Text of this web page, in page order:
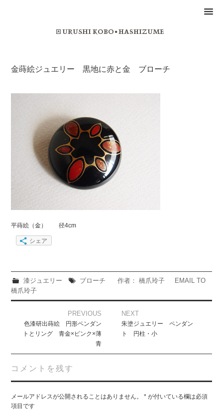
金蒔絵ジュエリー 黒地に赤と金 ブローチ
平蒔絵（金） 径4cm
シェア
漆ジュエリー ブローチ 作者： 橋爪玲子
EMAIL TO
橋爪玲子
navigation
PREVIOUS
色漆研出蒔絵 円形ペンダン
トとリング 青金×ピンク×薄
青
NEXT
朱塗ジュエリー ペンダン
ト 円柱・小
コメントを残す
メールアドレスが公開されることはありません。 * が付いている欄は必須
項目です